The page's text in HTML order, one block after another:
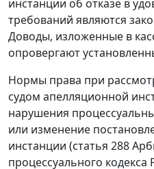
инстанции об отказе в
требований являются
Доводы, изложенные в
опровергают
Нормы права при
судом апелляционной
нарушения
или изменение
инстанции (статья 288
процессуального